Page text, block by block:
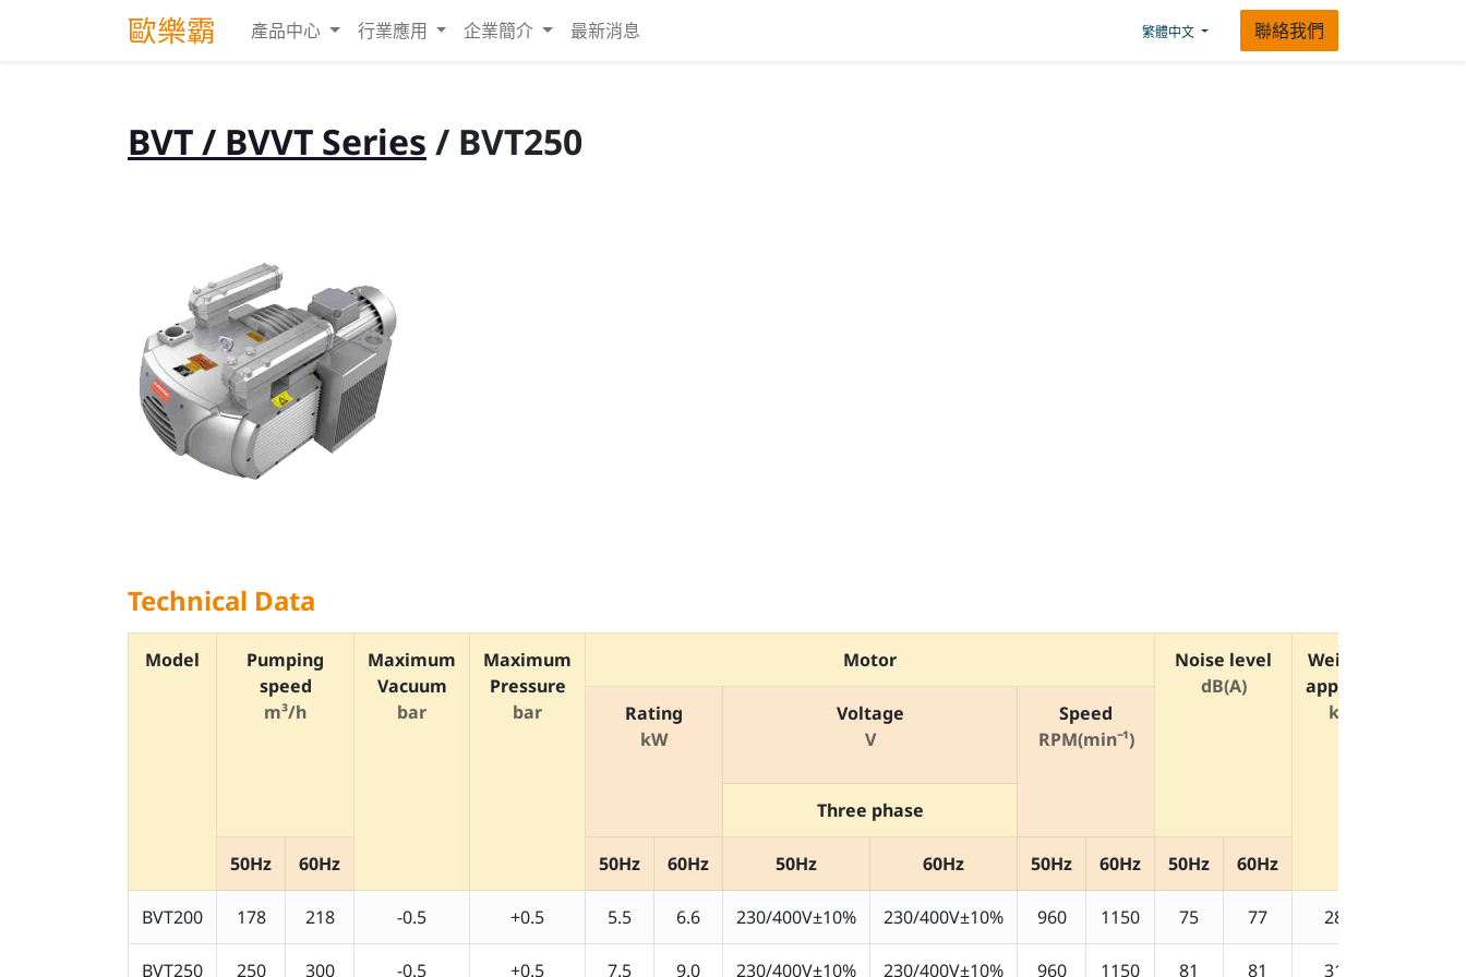
歐樂霸 產品中心 行業應用 企業簡介 最新消息 繁體中文 聯絡我們
BVT / BVVT Series / BVT250
Technical Data
Model
Pumping
speed
m³/h
Maximum
Vacuum
bar
Maximum
Pressure
bar
Motor
Noise level
dB(A)
Weight
approx.
kg
Rating
kW
Voltage
V
Speed
RPM(min⁻¹)
Three phase
50Hz 60Hz 50Hz 60Hz 50Hz 60Hz 50Hz 60Hz 50Hz 60Hz
BVT200 178 218 -0.5 +0.5 5.5 6.6 230/400V±10% 230/400V±10% 960 1150 75 77 280
BVT250 250 300 -0.5 +0.5 7.5 9.0 230/400V±10% 230/400V±10% 960 1150 81 81 312